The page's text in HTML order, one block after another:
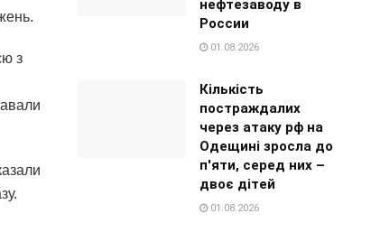
з
нефтезаводу в
России
01.08.2026
Кількість
постраждалих
через атаку рф на
Одещині зросла до
п'яти, серед них –
двоє дітей
01.08.2026